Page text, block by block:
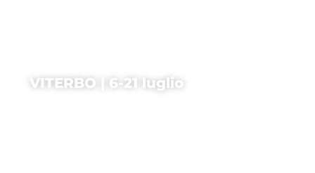
VITERBO | 6-21 luglio